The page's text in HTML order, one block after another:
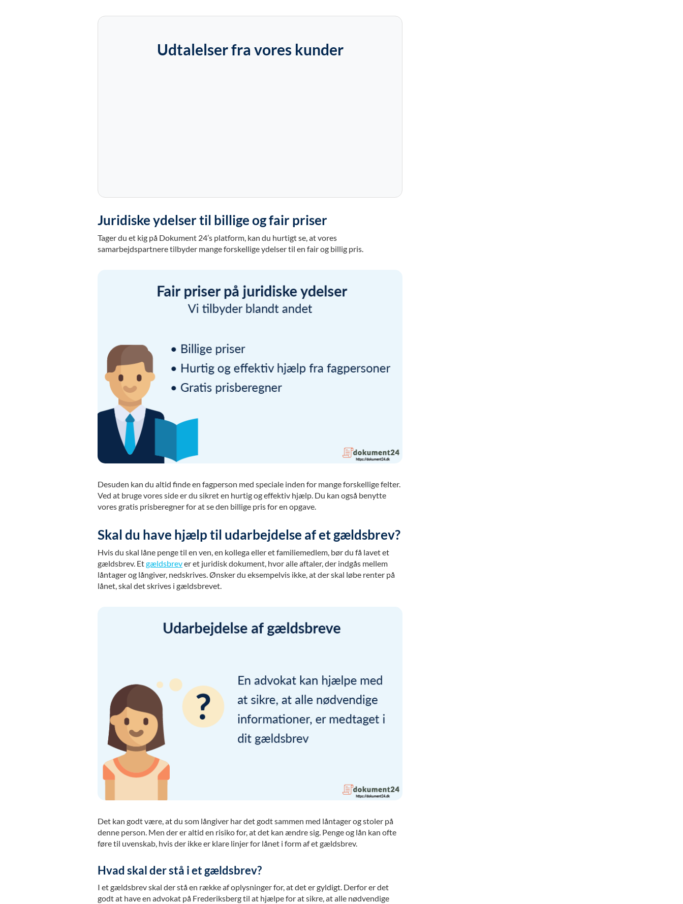
Udtalelser fra vores kunder
Juridiske ydelser til billige og fair priser
Tager du et kig på Dokument 24’s platform, kan du hurtigt se, at vores
samarbejdspartnere tilbyder mange forskellige ydelser til en fair og billig pris.
Desuden kan du altid finde en fagperson med speciale inden for mange forskellige felter.
Ved at bruge vores side er du sikret en hurtig og effektiv hjælp. Du kan også benytte
vores gratis prisberegner for at se den billige pris for en opgave.
Skal du have hjælp til udarbejdelse af et gældsbrev?
Hvis du skal låne penge til en ven, en kollega eller et familiemedlem, bør du få lavet et
gældsbrev. Etgældsbrever et juridisk dokument, hvor alle aftaler, der indgås mellem
låntager og långiver, nedskrives. Ønsker du eksempelvis ikke, at der skal løbe renter på
lånet, skal det skrives i gældsbrevet.
Det kan godt være, at du som långiver har det godt sammen med låntager og stoler på
denne person. Men der er altid en risiko for, at det kan ændre sig. Penge og lån kan ofte
føre til uvenskab, hvis der ikke er klare linjer for lånet i form af et gældsbrev.
Hvad skal der stå i et gældsbrev?
I et gældsbrev skal der stå en række af oplysninger for, at det er gyldigt. Derfor er det
godt at have en advokat på Frederiksberg til at hjælpe for at sikre, at alle nødvendige